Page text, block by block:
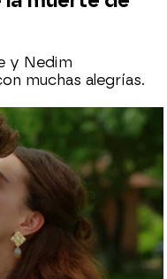
y Nedim
muchas alegrías.